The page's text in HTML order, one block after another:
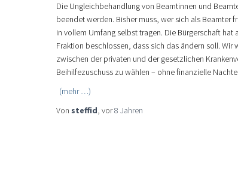
Die Ungleichbehandlung von Beamtinnen und
beendet werden. Bisher muss, wer sich als Beamter
in vollem Umfang selbst tragen. Die Bürgerschaft hat
Fraktion beschlossen, dass sich das ändern soll. Wir
zwischen der privaten und der gesetzlichen
Beihilfezuschuss zu wählen – ohne finanzielle
(mehr …)
Von steffid, vor8 Jahren